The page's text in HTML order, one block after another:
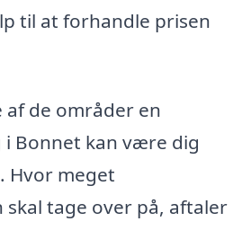
til at forhandle prisen
de områder en
Bonnet kan være dig
Hvor meget
tage over på, aftaler